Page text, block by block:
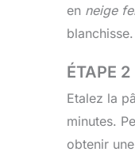
en neige
ÉTAPE 2
Etalez la
minutes.
obtenir